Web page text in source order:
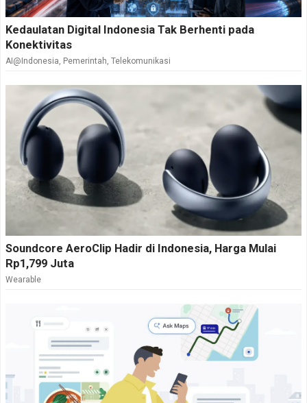
Kedaulatan Digital Indonesia Tak Berhenti pada
Konektivitas
AI@Indonesia, Pemerintah, Telekomunikasi
Soundcore AeroClip Hadir di Indonesia, Harga Mulai
Rp1,799 Juta
Wearable